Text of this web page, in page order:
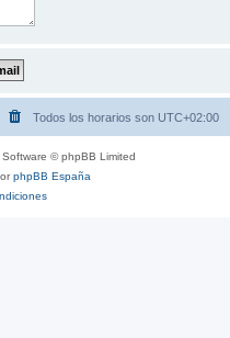
Todos los horarios son UTC+02:00
© phpBB Limited
phpBB España